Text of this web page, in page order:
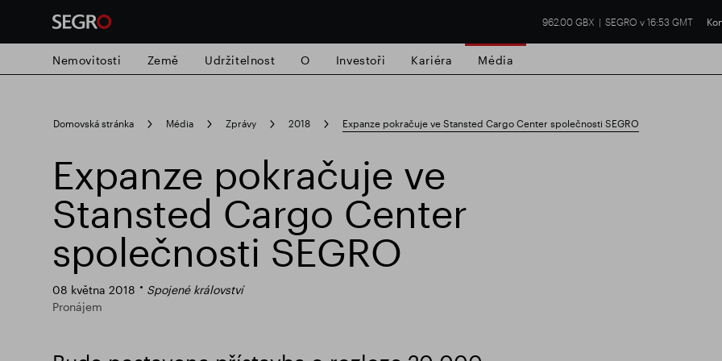
962.00 GBX SEGRO v 16:53 GMT
search
for
Populární vyhledávání
Zodpovědné SEGRO Slough obchodní nemovitost
Nemovitosti Země Udržitelnost O Investoři Kariéra Média
Domovská stránka Média Zprávy 2018 Expanze pokračuje ve Stansted Cargo Center společnosti SEGRO
Expanze pokračuje ve
Stansted Cargo Center
společnosti SEGRO
08 května 2018
Spojené království
Pronájem